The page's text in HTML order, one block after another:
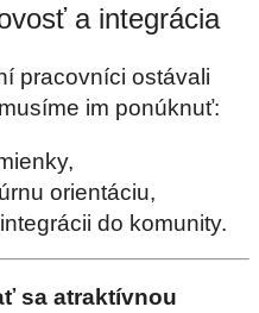
a integrácia
pracovníci ostávali
im ponúknuť:
orientáciu,
do komunity.
sa atraktívnou